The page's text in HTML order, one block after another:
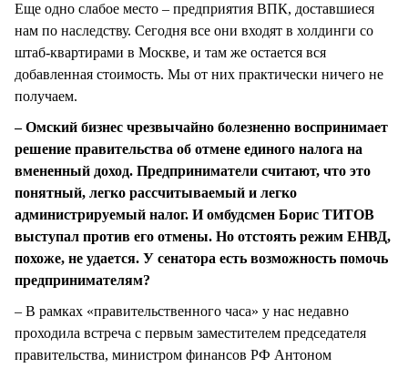
Еще одно слабое место – предприятия ВПК, доставшиеся
нам по наследству. Сегодня все они входят в холдинги со
штаб-квартирами в Москве, и там же остается вся
добавленная стоимость. Мы от них практически ничего не
получаем.
– Омский бизнес чрезвычайно болезненно воспринимает
решение правительства об отмене единого налога на
вмененный доход. Предприниматели считают, что это
понятный, легко рассчитываемый и легко
администрируемый налог. И омбудсмен Борис ТИТОВ
выступал против его отмены. Но отстоять режим ЕНВД,
похоже, не удается. У сенатора есть возможность помочь
предпринимателям?
– В рамках «правительственного часа» у нас недавно
проходила встреча с первым заместителем председателя
правительства, министром финансов РФ Антоном